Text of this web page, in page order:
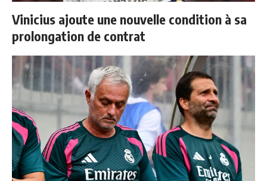
Vinicius ajoute une nouvelle condition à sa
prolongation de contrat